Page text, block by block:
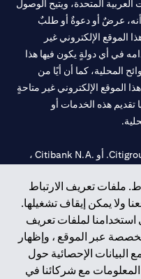
ملفات تعريف الارتباط
ولا يمكن إيقاف تشغيلها.
استخدامنا لملفات تعريف
عبر الموقع ، وإظهار
البيانات الإحصائية حول
مع شركائنا في
المتحدة، ويتيح الوصول
أنه، عرضٌ أو دعوةٌ أو طلبٌ
الموقع الإلكتروني غير
في أي دولةٍ يكون فيها هذا
المحلية، كما أن أيًا من
الموقع الإلكتروني غير متاحةٍ
هذه الخدمات أو
سيتي بنك هي علامة خدمة لشركة Citigroup Inc. أو .Citibank N.A ،
الإمارات المركزي تحت
أرقام التراخيص 202563 لفرع الوصل في دبي، 531989 لفرع مول
المتحدة مرخص من مصرف
أجنبي.